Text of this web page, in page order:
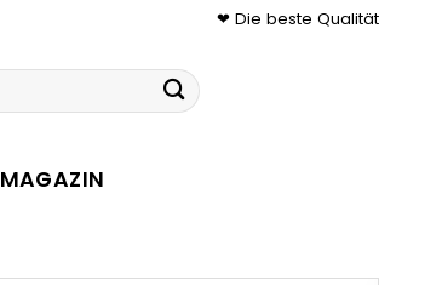
❤ Die beste Qualität
MAGAZIN